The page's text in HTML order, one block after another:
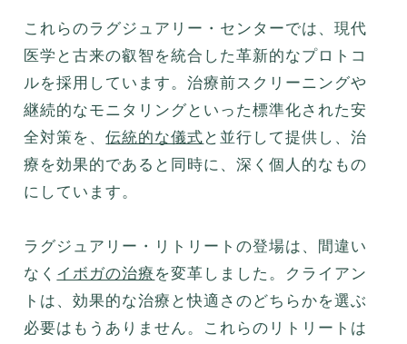
これらのラグジュアリー・センターでは、現代
医学と古来の叡智を統合した革新的なプロトコ
ルを採用しています。治療前スクリーニングや
継続的なモニタリングといった標準化された安
全対策を、伝統的な儀式 と並行して提供し、治
療を効果的であると同時に、深く個人的なもの
にしています。
ラグジュアリー・リトリートの登場は、間違い
なく イボガの治療 を変革しました。クライアン
トは、効果的な治療と快適さのどちらかを選ぶ
必要はもうありません。これらのリトリートは